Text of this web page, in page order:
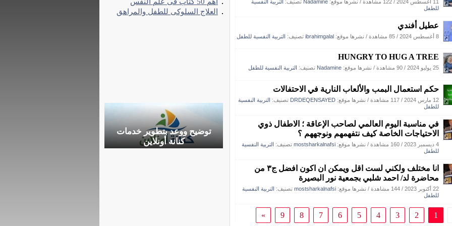
11 أغسطس 2024 / 122 مشاهدة / نشرها موقع: Nadamine تصنيف:
التربية النفسية
للطفل
عطيل أفندي
8 أغسطس 2024 / 85 مشاهدة / نشرها موقع: ibrahimgalal تصنيف: التربية النفسية للطفل
HUNGRY TO HUG A TREE
25 يوليو 2024 / 90 مشاهدة / نشرها موقع: Nadamine تصنيف: التربية النفسية للطفل
حكم استعمال البمب والألعاب النارية في الاحتفالات
12 مارس 2024 / 117 مشاهدة / نشرها موقع: DRDEQENSAYED تصنيف: التربية النفسية
للطفل
في مناسبة اليوم العالمي لصاحب الإعاقة ؛ الاطفال ذوي
الاحتياجات الخاصة كيف نتفهمهم ونوجههم ؟
4 ديسمبر 2023 / 160 مشاهدة / نشرها موقع: mostsharkalnafsi تصنيف: التربية النفسية
للطفل
انا مختلف ولكني لست اقل ويمكن ان اكون افضل ج٣ من
محاضرة لد/ احمد شلبي بجمعية نور البصيرة
22 أكتوبر 2023 / 144 مشاهدة / نشرها موقع: mostsharkalnafsi تصنيف: التربية النفسية
للطفل
1
2
3
4
5
6
7
8
9
»
العلاج السلوكى للطفل والمراهق
توضيح ووعد بتطوير خدمات
كنانة أونلاين